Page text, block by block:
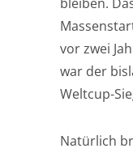
vor zwei
war der
Weltcup-
Natürlich